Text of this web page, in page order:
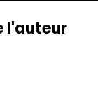
l'auteur